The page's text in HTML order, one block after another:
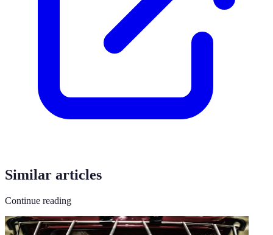
Similar articles
Continue reading